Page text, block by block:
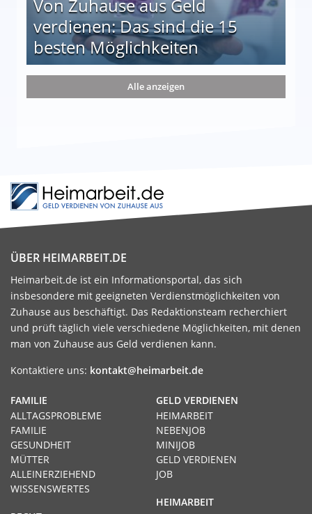
Von Zuhause aus Geld
verdienen: Das sind die 15
besten Möglichkeiten
die 15 besten Möglichkeiten
Alle anzeigen
ÜBER HEIMARBEIT.DE
Heimarbeit.de ist ein Informationsportal, das sich
insbesondere mit geeigneten Verdienstmöglichkeiten von
Zuhause aus beschäftigt. Das Redaktionsteam recherchiert
und prüft täglich viele verschiedene Möglichkeiten, mit denen
man von Zuhause aus Geld verdienen kann.
Kontaktiere uns: kontakt@heimarbeit.de
GELD VERDIENEN
HEIMARBEIT
NEBENJOB
MINIJOB
GELD VERDIENEN
JOB
HEIMARBEIT
FAMILIE
ALLTAGSPROBLEME
FAMILIE
GESUNDHEIT
MÜTTER
ALLEINERZIEHEND
WISSENSWERTES